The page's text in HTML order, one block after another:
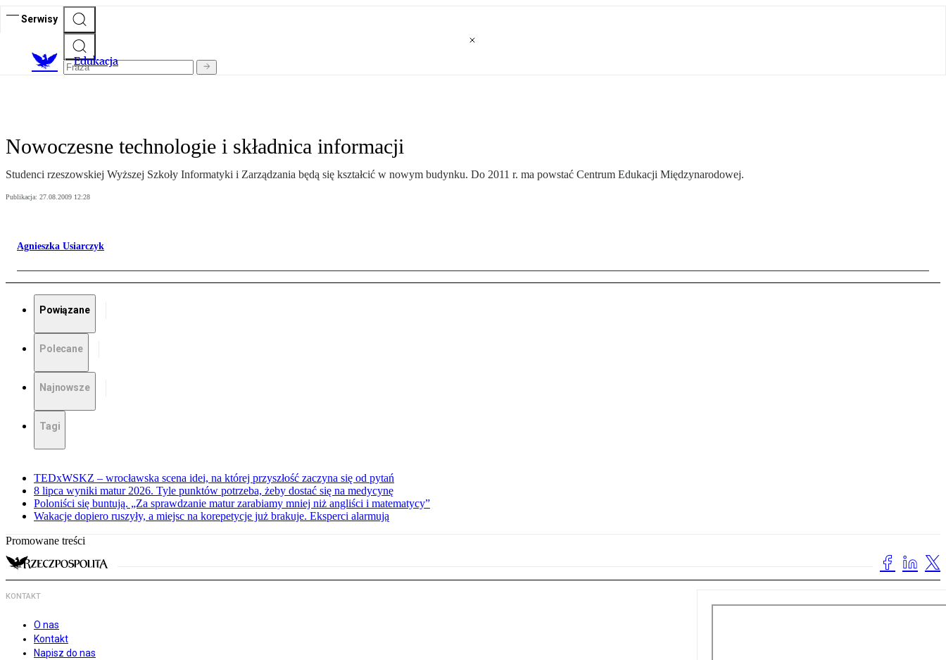
Serwisy
Edukacja
Nowoczesne technologie i składnica informacji
Studenci rzeszowskiej Wyższej Szkoły Informatyki i Zarządzania będą się kształcić w nowym budynku. Do 2011 r. ma powstać Centrum Edukacji Międzynarodowej.
Publikacja: 27.08.2009 12:28
Agnieszka Usiarczyk
Powiązane
Polecane
Najnowsze
Tagi
TEDxWSKZ – wrocławska scena idei, na której przyszłość zaczyna się od pytań
8 lipca wyniki matur 2026. Tyle punktów potrzeba, żeby dostać się na medycynę
Poloniści się buntują. „Za sprawdzanie matur zarabiamy mniej niż angliści i matematycy”
Wakacje dopiero ruszyły, a miejsc na korepetycje już brakuje. Eksperci alarmują
Promowane treści
KONTAKT
O nas
Kontakt
Napisz do nas